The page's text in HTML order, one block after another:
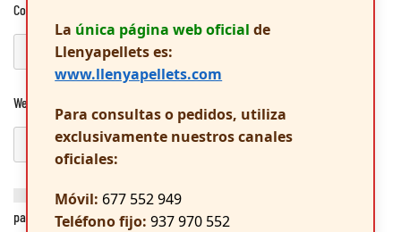
Correo electrónico
Web
Guarda mi nombre, correo electrónico y web en este navegador
para la próxima vez que comente.
La única página web oficial de
Llenyapellets es:
www.llenyapellets.com
Para consultas o pedidos, utiliza
exclusivamente nuestros canales
oficiales:
Móvil: 677 552 949
Teléfono fijo: 937 970 552